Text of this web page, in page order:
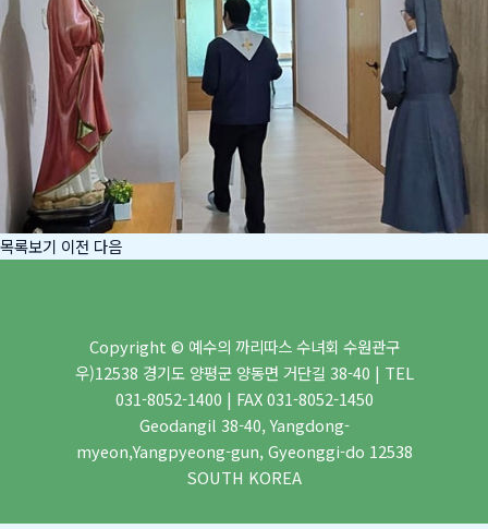
목록보기 이전 다음
Copyright © 예수의 까리따스 수녀회 수원관구
우)12538 경기도 양평군 양동면 거단길 38-40 | TEL
031-8052-1400 | FAX 031-8052-1450
Geodangil 38-40, Yangdong-
myeon,Yangpyeong-gun, Gyeonggi-do 12538
SOUTH KOREA